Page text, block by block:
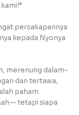
percakapannya
kepada Nyonya
merenung dalam-
dan tertawa,
paham.
tetapi siapa